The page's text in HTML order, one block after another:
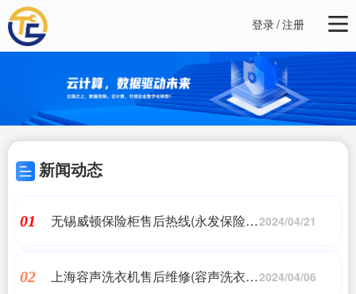
登录/注册
新闻动态
01
无锡威顿保险柜售后热线(永发保险柜2024/04/21
02
上海容声洗衣机售后维修(容声洗衣机2024/04/06